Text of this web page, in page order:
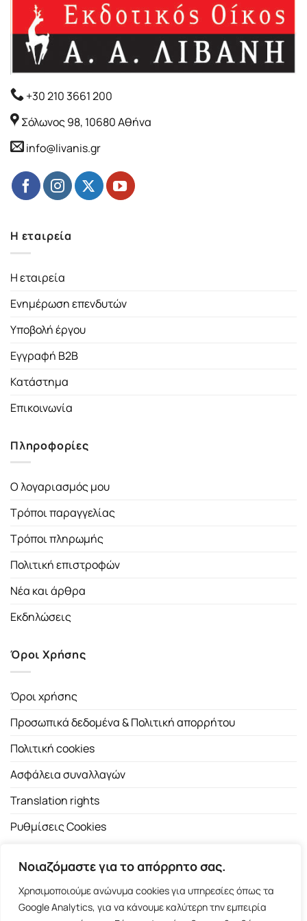
Νοιαζόμαστε για το απόρρητο σας.
Χρησιμοποιούμε ανώνυμα cookies για υπηρεσίες όπως τα
Google Analytics, για να κάνουμε καλύτερη την εμπειρία
+30 210 3661 200
Σόλωνος 98, 10680 Αθήνα
info@livanis.gr
Η εταιρεία
Η εταιρεία
Ενημέρωση επενδυτών
Υποβολή έργου
Εγγραφή B2B
Κατάστημα
Επικοινωνία
Πληροφορίες
Ο λογαριασμός μου
Τρόποι παραγγελίας
Τρόποι πληρωμής
Πολιτική επιστροφών
Νέα και άρθρα
Εκδηλώσεις
Όροι Χρήσης
Όροι χρήσης
Προσωπικά δεδομένα & Πολιτική απορρήτου
Πολιτική cookies
Ασφάλεια συναλλαγών
Translation rights
Ρυθμίσεις Cookies